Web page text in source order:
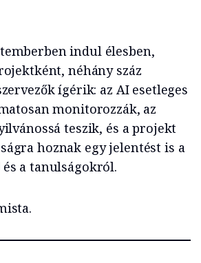
indul élesben,
néhány száz
ígérik: az AI esetleges
monitorozzák, az
teszik, és a projekt
hoznak egy jelentést is a
a tanulságokról.